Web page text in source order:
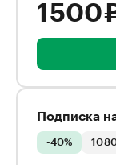
1 500
Подписка
-40% 10